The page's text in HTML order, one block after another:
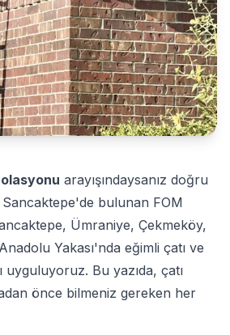
arayışındaysanız doğru
bulunan FOM
Ümraniye, Çekmeköy,
Yakası'nda eğimli çatı ve
uyguluyoruz. Bu yazıda, çatı
önce bilmeniz gereken her